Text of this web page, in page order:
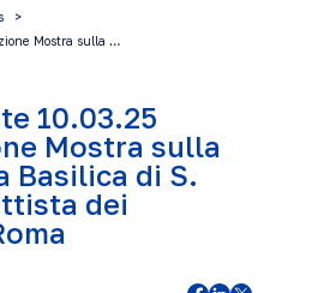
Mostra sulla …
10.03.25
Mostra sulla
Basilica di S.
dei